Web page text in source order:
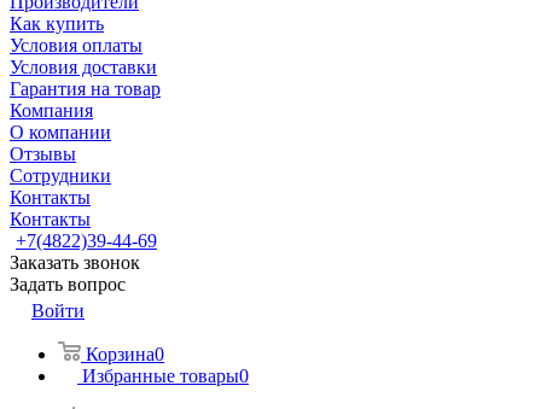
Как купить
Условия оплаты
Условия доставки
Гарантия на товар
Компания
О компании
Отзывы
Сотрудники
Контакты
Контакты
+7(4822)39-44-69
Заказать звонок
Задать вопрос
Войти
Корзина0
Избранные товары0